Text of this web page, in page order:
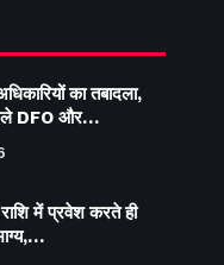
का तबादला,
DFO और…
में प्रवेश करते ही